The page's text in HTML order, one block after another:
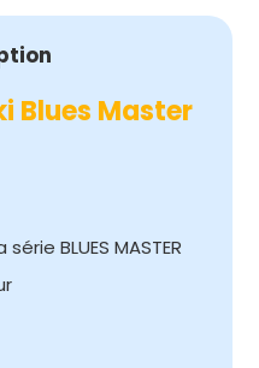
Blues Master
BLUES MASTER